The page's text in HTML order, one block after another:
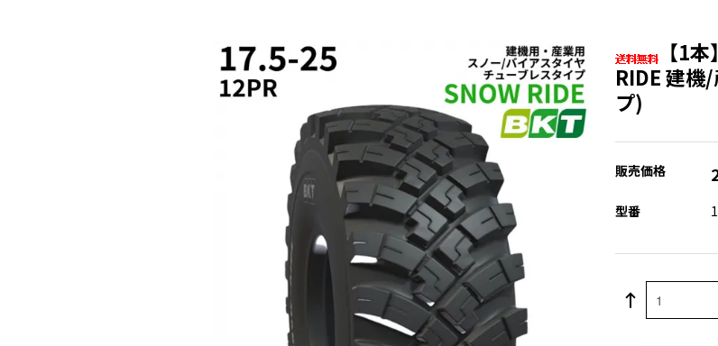
【1
RIDE 建機
プ)
販売価格
型番